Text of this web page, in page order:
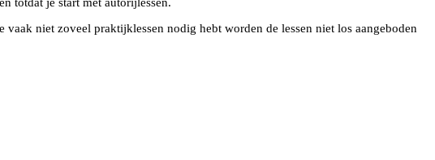
niet zoveel praktijklessen nodig hebt worden de lessen niet los aangeboden